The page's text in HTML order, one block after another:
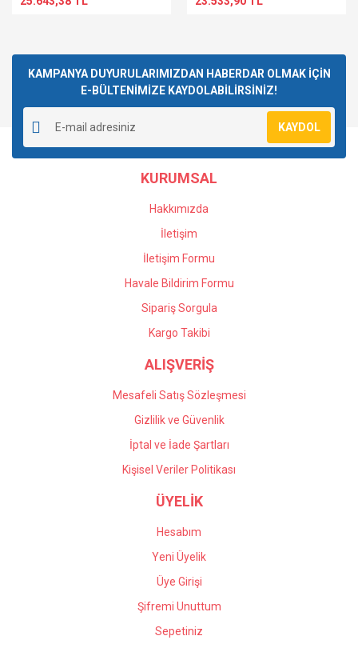
KAMPANYA DUYURULARIMIZDAN HABERDAR OLMAK İÇİN
E-BÜLTENİMİZE KAYDOLABİLİRSİNİZ!
KAYDOL
KURUMSAL
Hakkımızda
İletişim
İletişim Formu
Havale Bildirim Formu
Sipariş Sorgula
Kargo Takibi
ALIŞVERİŞ
Mesafeli Satış Sözleşmesi
Gizlilik ve Güvenlik
İptal ve İade Şartları
Kişisel Veriler Politikası
ÜYELİK
Hesabım
Yeni Üyelik
Üye Girişi
Şifremi Unuttum
Sepetiniz